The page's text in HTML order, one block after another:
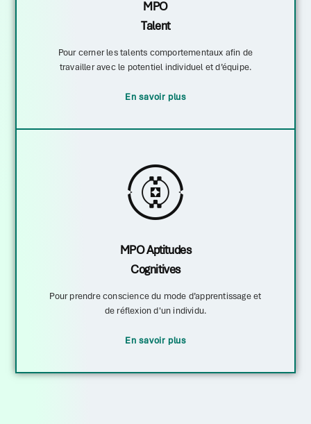
MPO
Talent
Pour cerner les talents comportementaux afin de
travailler avec le potentiel individuel et d’équipe.
En savoir plus
MPO Aptitudes
Cognitives
Pour prendre conscience du mode d’apprentissage et
de réflexion d'un individu.
En savoir plus